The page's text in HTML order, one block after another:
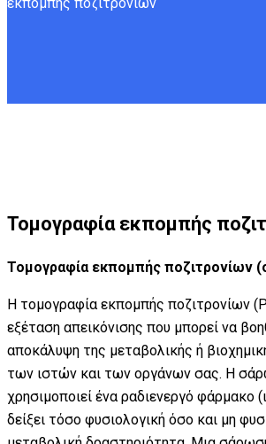
Τομογραφία εκπομπής
Τομογραφία εκπομπής ποζιτρονίων
Η τομογραφία εκπομπής ποζιτρονίων
εξέταση απεικόνισης που μπορεί να
αποκάλυψη της μεταβολικής ή
των ιστών και των οργάνων σας. Η
χρησιμοποιεί ένα ραδιενεργό φάρμακο
δείξει τόσο φυσιολογική όσο και μη